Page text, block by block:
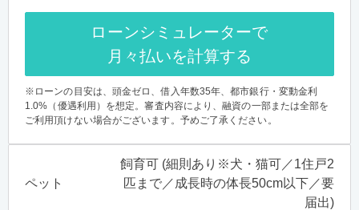
ローンシミュレーターで
月々払いを計算する
※ローンの目安は、頭金ゼロ、借入年数35年、都市銀行・変動金利
1.0%（優遇利用）を想定。審査内容により、融資の一部または全部を
ご利用頂けない場合がございます。予めご了承ください。
ペット
飼育可 (細則あり※犬・猫可／1住戸2
匹まで／成長時の体長50cm以下／要
届出)